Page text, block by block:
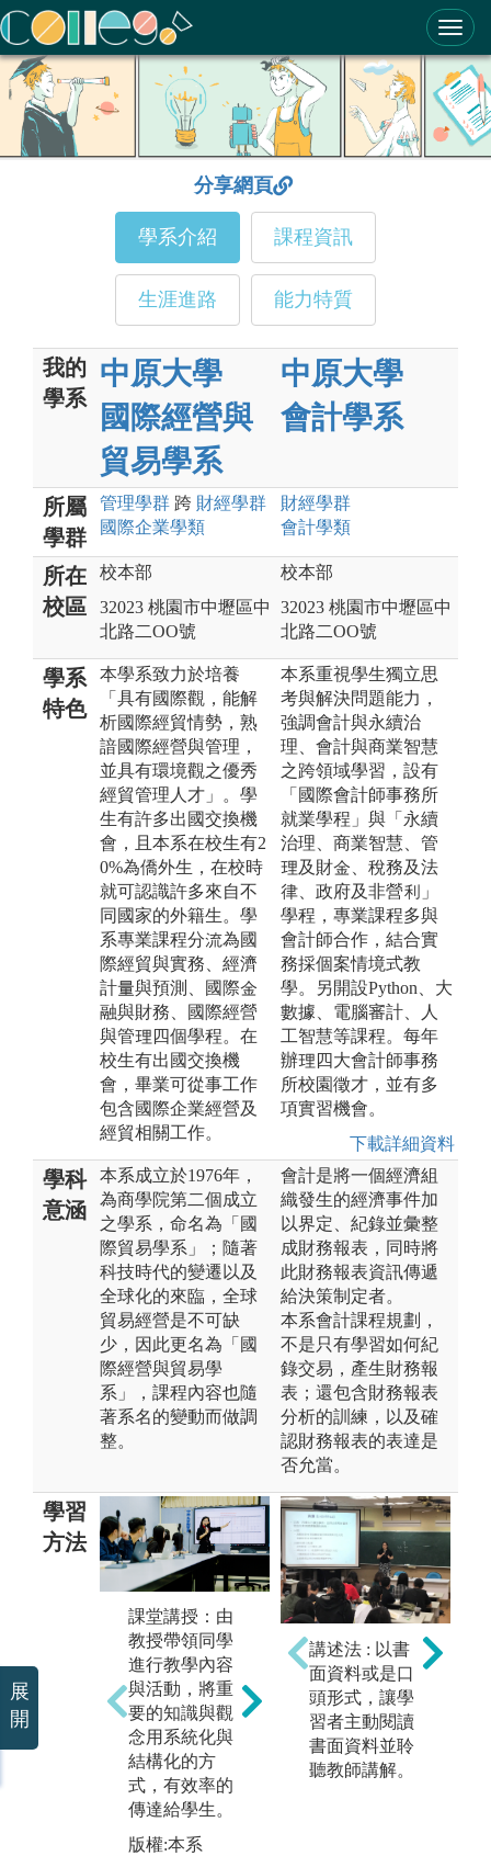
ColleGo! 大學選才與高中育才輔助系統
分享網頁
學系介紹 課程資訊
生涯進路 能力特質
我的
學系
中原大學
國際經營與
貿易學系
中原大學
會計學系
所屬
學群
管理學群 跨 財經學群
國際企業學類
財經學群
會計學類
所在
校區
校本部
32023 桃園市中壢區中
北路二OO號
校本部
32023 桃園市中壢區中
北路二OO號
學系
特色
本學系致力於培養
「具有國際觀，能解
析國際經貿情勢，熟
諳國際經營與管理，
並具有環境觀之優秀
經貿管理人才」。學
生有許多出國交換機
會，且本系在校生有2
0%為僑外生，在校時
就可認識許多來自不
同國家的外籍生。學
系專業課程分流為國
際經貿與實務、經濟
計量與預測、國際金
融與財務、國際經營
與管理四個學程。在
校生有出國交換機
會，畢業可從事工作
包含國際企業經營及
經貿相關工作。
本系重視學生獨立思
考與解決問題能力，
強調會計與永續治
理、會計與商業智慧
之跨領域學習，設有
「國際會計師事務所
就業學程」與「永續
治理、商業智慧、管
理及財金、稅務及法
律、政府及非營利」
學程，專業課程多與
會計師合作，結合實
務採個案情境式教
學。另開設Python、大
數據、電腦審計、人
工智慧等課程。每年
辦理四大會計師事務
所校園徵才，並有多
項實習機會。
下載詳細資料
學科
意涵
本系成立於1976年，
為商學院第二個成立
之學系，命名為「國
際貿易學系」；隨著
科技時代的變遷以及
全球化的來臨，全球
貿易經營是不可缺
少，因此更名為「國
際經營與貿易學
系」，課程內容也隨
著系名的變動而做調
整。
會計是將一個經濟組
織發生的經濟事件加
以界定、紀錄並彙整
成財務報表，同時將
此財務報表資訊傳遞
給決策制定者。
本系會計課程規劃，
不是只有學習如何紀
錄交易，產生財務報
表；還包含財務報表
分析的訓練，以及確
認財務報表的表達是
否允當。
學習
方法
課堂講授：由
教授帶領同學
進行教學內容
與活動，將重
要的知識與觀
念用系統化與
結構化的方
式，有效率的
傳達給學生。
版權:本系
團隊小組學
習：藉由不同
的課程設計，
讓同學進行分
組討論，學習
與人溝通、團
隊合作，培養
講述法 : 以書
面資料或是口
頭形式，讓學
習者主動閱讀
書面資料並聆
聽教師講解。
展
開